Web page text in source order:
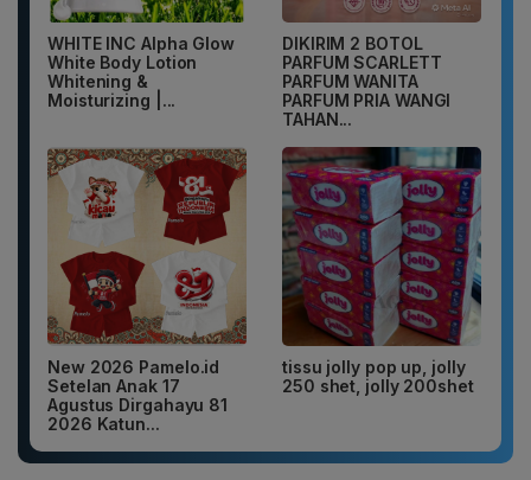
WHITE INC Alpha Glow
White Body Lotion
Whitening &
Moisturizing |...
DIKIRIM 2 BOTOL
PARFUM SCARLETT
PARFUM WANITA
PARFUM PRIA WANGI
TAHAN...
New 2026 Pamelo.id
Setelan Anak 17
Agustus Dirgahayu 81
2026 Katun...
tissu jolly pop up, jolly
250 shet, jolly 200shet